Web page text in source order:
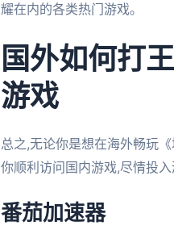
耀在内的各类热门游戏。
国外如何打
游戏
总之,无论你是想在海外畅玩
你顺利访问国内游戏,尽情投入
番茄加速器